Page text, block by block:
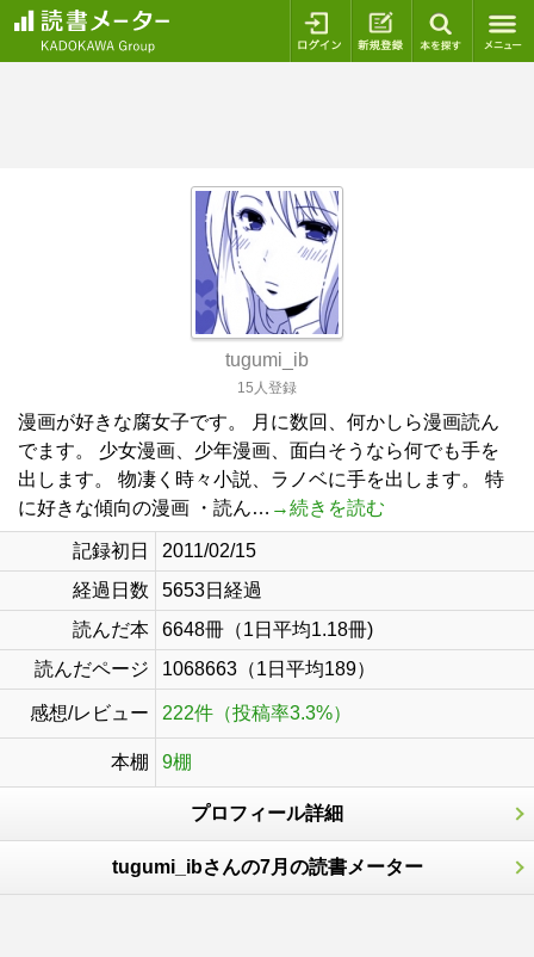
ログイン 新規登録
tugumi_ib
15人登録
漫画が好きな腐女子です。 月に数回、何かしら漫画読ん
でます。 少女漫画、少年漫画、面白そうなら何でも手を
出します。 物凄く時々小説、ラノベに手を出します。 特
に好きな傾向の漫画 ・読ん… →続きを読む
記録初日
2011/02/15
経過日数
5653日経過
読んだ本
6648冊（1日平均1.18冊)
読んだページ
1068663（1日平均189）
感想/レビュー 222件（投稿率3.3%）
本棚 9棚
プロフィール詳細
tugumi_ibさんの7月の読書メーター